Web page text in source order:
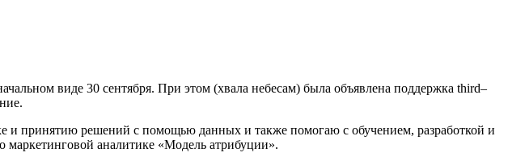
виде 30 сентября. При этом (хвала небесам) была объявлена поддержка third–
и принятию решений с помощью данных и также помогаю с обучением, разработкой и
аналитике «Модель атрибуции».